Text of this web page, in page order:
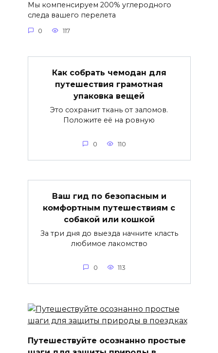
Мы компенсируем 200% углеродного
следа вашего перелета
0 117
Как собрать чемодан для
путешествия грамотная
упаковка вещей
Это сохранит ткань от заломов.
Положите её на ровную
0 110
Ваш гид по безопасным и
комфортным путешествиям с
собакой или кошкой
За три дня до выезда начните класть
любимое лакомство
0 113
Путешествуйте осознанно простые